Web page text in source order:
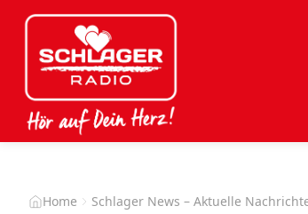
Home Schlager News – Aktuelle